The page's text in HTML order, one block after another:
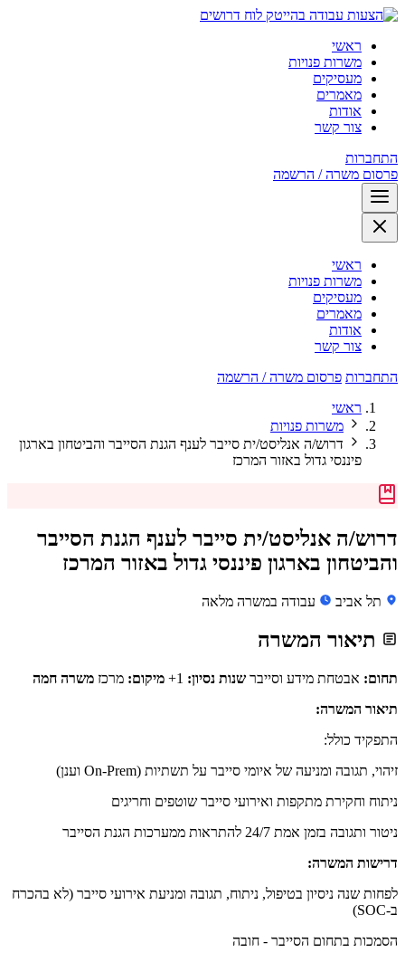
לוח דרושים
ראשי
משרות פנויות
מעסיקים
מאמרים
אודות
צור קשר
התחברות
פרסום משרה / הרשמה
ראשי
משרות פנויות
מעסיקים
מאמרים
אודות
צור קשר
התחברות פרסום משרה / הרשמה
ראשי
משרות פנויות
דרוש/ה אנליסט/ית סייבר לענף הגנת הסייבר והביטחון בארגון
פיננסי גדול באזור המרכז
דרוש/ה אנליסט/ית סייבר לענף הגנת הסייבר
והביטחון בארגון פיננסי גדול באזור המרכז
תל אביב עבודה במשרה מלאה
תיאור המשרה
תחום: אבטחת מידע וסייבר שנות נסיון: מיקום: מרכז משרה חמה
תיאור המשרה:
התפקיד כולל:
זיהוי, תגובה ומניעה של איומי סייבר על תשתיות (On-Prem וענן)
ניתוח וחקירת מתקפות ואירועי סייבר שוטפים וחריגים
ניטור ותגובה בזמן אמת 24/7 להתראות ממערכות הגנת הסייבר
דרישות המשרה:
לפחות שנה ניסיון בטיפול, ניתוח, תגובה ומניעת אירועי סייבר (לא בהכרח
ב-SOC)
הסמכות בתחום הסייבר - חובה